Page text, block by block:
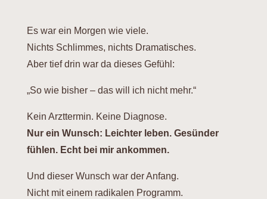
Es war ein Morgen wie viele.
Nichts Schlimmes, nichts Dramatisches.
Aber tief drin war da dieses Gefühl:
„So wie bisher – das will ich nicht mehr.“
Kein Arzttermin. Keine Diagnose.
Nur ein Wunsch: Leichter leben. Gesünder
fühlen. Echt bei mir ankommen.
Und dieser Wunsch war der Anfang.
Nicht mit einem radikalen Programm.